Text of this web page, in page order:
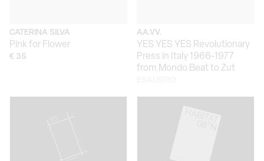
CATERINA SILVA
Pink for Flower
€ 35
AA.VV.
YES YES YES Revolutionary
Press in Italy 1966-1977
from Mondo Beat to Zut